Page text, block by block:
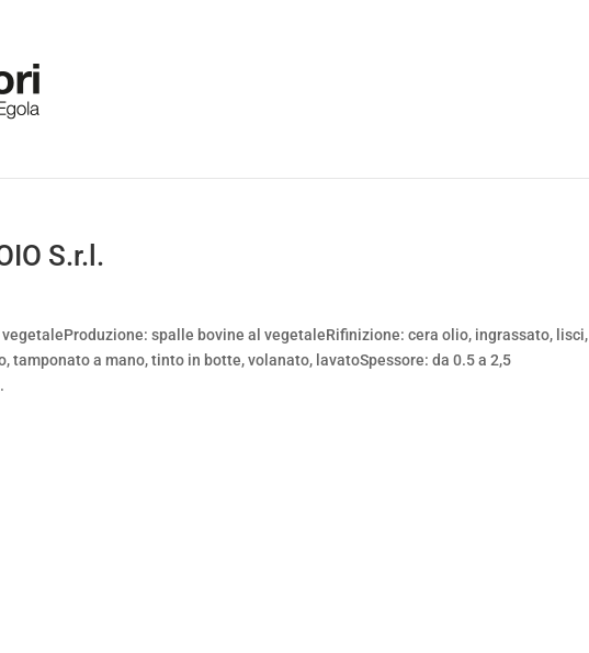
S.r.l.
spalle bovine al vegetaleRifinizione: cera olio, ingrassato, lisci,
tamponato a mano, tinto in botte, volanato, lavatoSpessore: da 0.5 a 2,5